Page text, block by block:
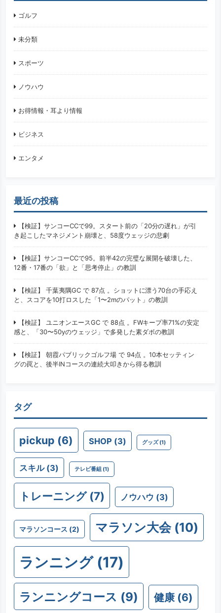
ゴルフ
未分類
スポーツ
ノウハウ
お得情報・耳より情報
ビジネス
エンタメ
最近の投稿
【検証】サンコーCCで99。スタート前の「20分の遅れ」が引
き起こしたマネジメント崩壊と、58度ウェッジの悲劇
【検証】サンコーCCで95。前半42の完璧な展開を破壊した、
12番・17番の「欲」と「思考停止」の教訓
【検証】 千葉夷隅GC で 87点 。ショットに漂う70台の手応え
と、スコアを10打ロスした「1〜2mのパット」の教訓
【検証】 ユニオンエースGC で 88点 。FWキープ率71%の安定
感と、「30〜50yのウェッジ」で多発した素ダボの教訓
【検証】 朝霞パブリックゴルフ場 で 94点 。10本セッティン
グの罠と、後半INコースの連続大叩きから得る教訓
タグ
pickup (6) SHOP (3) グッズ(1)
スキル(3) テレビ番組 (1)
トレーニング(7) ノウハウ (3)
マラソンコース (2) マラソン大会(10)
ランニング(17)
ランニングコース (9) 健康(6)